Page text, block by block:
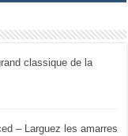
classique de la
– Larguez les amarres